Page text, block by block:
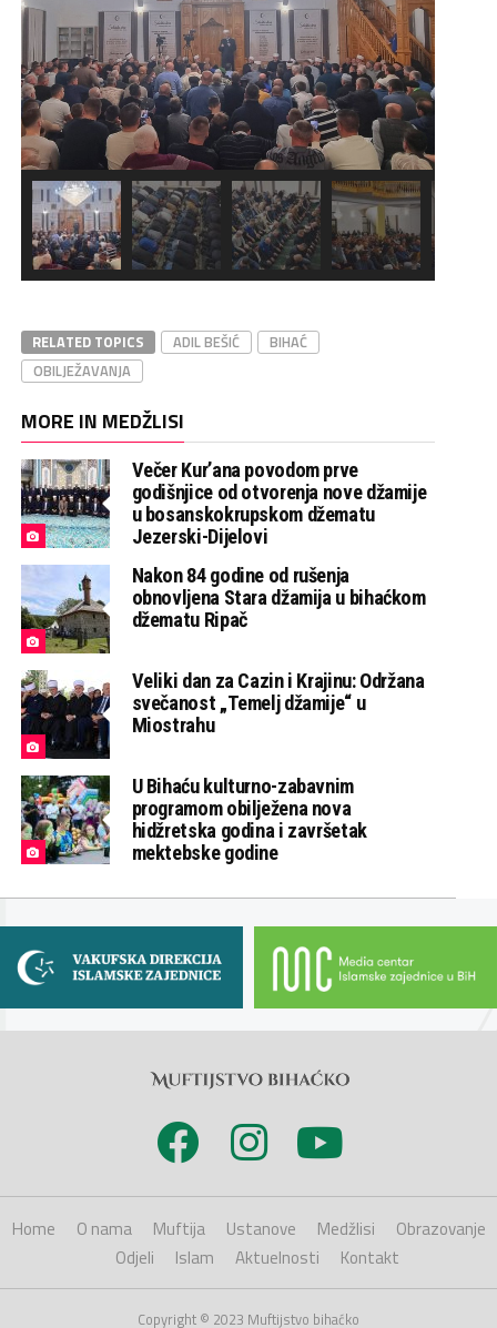
RELATED TOPICS ADIL BEŠIĆ
BIHAĆ
OBILJEŽAVANJA
MORE IN MEDŽLISI
Večer Kur’ana povodom prve
godišnjice od otvorenja nove džamije
u bosanskokrupskom džematu
Jezerski-Dijelovi
Nakon 84 godine od rušenja
obnovljena Stara džamija u bihaćkom
džematu Ripač
Veliki dan za Cazin i Krajinu: Održana
svečanost „Temelj džamije“ u
Miostrahu
U Bihaću kulturno-zabavnim
programom obilježena nova
hidžretska godina i završetak
mektebske godine
Home O nama Muftija Ustanove Medžlisi
Obrazovanje
Odjeli
Islam Aktuelnosti Kontakt
Copyright © 2023 Muftijstvo bihaćko